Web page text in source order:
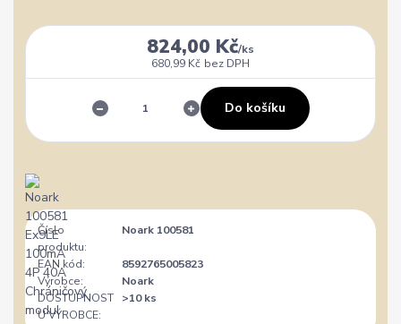
824,00 Kč/ks
680,99 Kč bez DPH
Do košíku
Číslo
produktu:
Noark 100581
EAN kód:
8592765005823
Výrobce:
Noark
DOSTUPNOST
U VÝROBCE:
>10 ks